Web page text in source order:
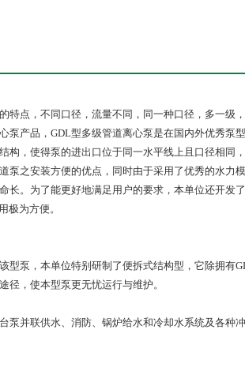
点，不同口径，流量不同，同一种口径，多一级，
产品，GDL型多级管道离心泵是在国内外优秀泵
构，使得泵的进出口位于同一水平线上且口径相同
泵之安装方便的优点，同时由于采用了优秀的水力
长。为了能更好地满足用户的要求，本单位还开发
极为方便。
泵，本单位特别研制了便拆式结构型，它除拥有
径，使本型泵更无忧运行与维护。
并联供水、消防、锅炉给水和冷却水系统及各种冲